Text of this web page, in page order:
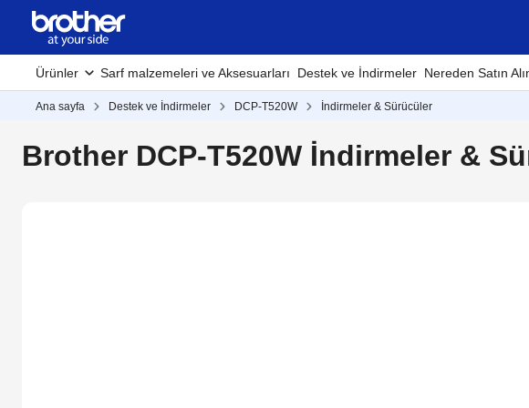
Ürünler Sarf malzemeleri ve Aksesuarları Destek ve İndirmeler Nereden Satın
Ana sayfa Destek ve İndirmeler DCP-T520W İndirmeler & Sürücüler
Brother DCP-T520W İndirmeler &